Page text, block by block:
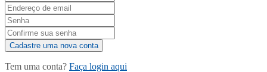
Tem uma conta? Faça login aqui